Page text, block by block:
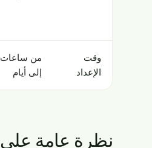
وقت
الإعداد
من ساعات
إلى أيام